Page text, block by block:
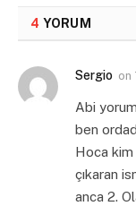
4 YORUM
Sergio on
Abi
ben
Hoca
çıkaran
anca 2.